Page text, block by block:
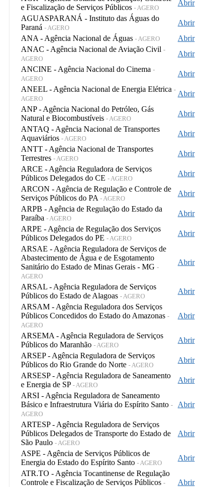
e Fiscalização de Serviços Públicos - AGERO
Abrir
AGUASPARANÁ - Instituto das Águas do
Paraná - AGERO
Abrir
ANA - Agência Nacional de Águas - AGERO
Abrir
ANAC - Agência Nacional de Aviação Civil -
AGERO
Abrir
ANCINE - Agência Nacional do Cinema -
AGERO
Abrir
ANEEL - Agência Nacional de Energia Elétrica -
AGERO
Abrir
ANP - Agência Nacional do Petróleo, Gás
Natural e Biocombustíveis - AGERO
Abrir
ANTAQ - Agência Nacional de Transportes
Aquaviários - AGERO
Abrir
ANTT - Agência Nacional de Transportes
Terrestres - AGERO
Abrir
ARCE - Agência Reguladora de Serviços
Públicos Delegados do CE - AGERO
Abrir
ARCON - Agência de Regulação e Controle de
Serviços Públicos do PA - AGERO
Abrir
ARPB - Agência de Regulação do Estado da
Paraíba - AGERO
Abrir
ARPE - Agência de Regulação dos Serviços
Públicos Delegados do PE - AGERO
Abrir
ARSAE - Agência Reguladora de Serviços de
Abastecimento de Água e de Esgotamento
Sanitário do Estado de Minas Gerais - MG -
AGERO
Abrir
ARSAL - Agência Reguladora de Serviços
Públicos do Estado de Alagoas - AGERO
Abrir
ARSAM - Agência Reguladora dos Serviços
Públicos Concedidos do Estado do Amazonas -
AGERO
Abrir
ARSEMA - Agência Reguladora de Serviços
Públicos do Maranhão - AGERO
Abrir
ARSEP - Agência Reguladora de Serviços
Públicos do Rio Grande do Norte - AGERO
Abrir
ARSESP - Agência Reguladora de Saneamento
e Energia de SP - AGERO
Abrir
ARSI - Agência Reguladora de Saneamento
Básico e Infraestrutura Viária do Espírito Santo -
AGERO
Abrir
ARTESP - Agência Reguladora de Serviços
Públicos Delegados de Transporte do Estado de
São Paulo - AGERO
Abrir
ASPE - Agência de Serviços Públicos de
Energia do Estado do Espírito Santo - AGERO
Abrir
ATR.TO - Agência Tocantinense de Regulação
Controle e Fiscalização de Serviços Públicos -
Abrir